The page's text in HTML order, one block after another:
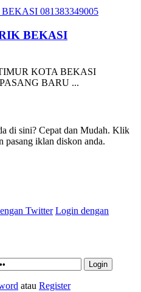
BEKASI
KOTA BEKASI
BARU ...
di sini? Cepat dan Mudah. Klik
pasang iklan diskon anda.
Twitter Login dengan
atau Register